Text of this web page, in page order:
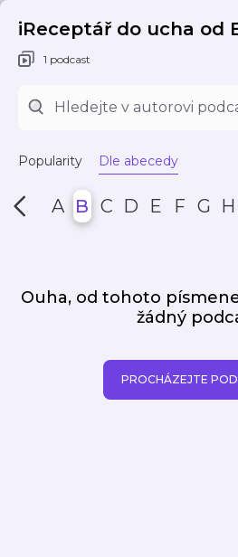
iReceptář do ucha od
1 podcast
Popularity Dle abecedy
A B C D E F G H
Ouha, od tohoto
žádný
PROCHÁZEJTE